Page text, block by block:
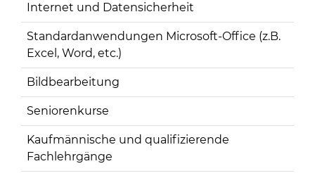
Internet und Datensicherheit
Standardanwendungen Microsoft-Office (z.B.
Excel, Word, etc.)
Bildbearbeitung
Seniorenkurse
Kaufmännische und qualifizierende
Fachlehrgänge